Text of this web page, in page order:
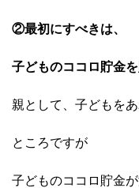
②最初にすべきは、
子どものココロ貯金
親として、子どもを
ところですが
子どものココロ貯金